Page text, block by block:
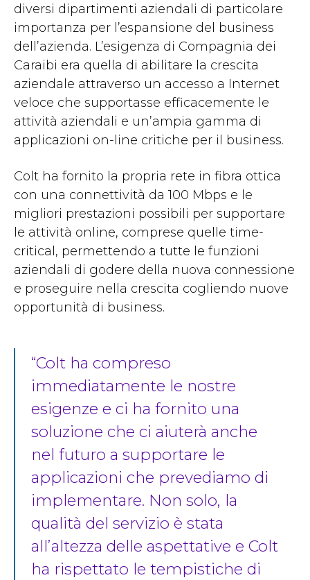
diversi dipartimenti aziendali di particolare
importanza per l’espansione del business
dell’azienda. L’esigenza di Compagnia dei
Caraibi era quella di abilitare la crescita
aziendale attraverso un accesso a Internet
veloce che supportasse efficacemente le
attività aziendali e un’ampia gamma di
applicazioni on-line critiche per il business.
Colt ha fornito la propria rete in fibra ottica
con una connettività da 100 Mbps e le
migliori prestazioni possibili per supportare
le attività online, comprese quelle time-
critical, permettendo a tutte le funzioni
aziendali di godere della nuova connessione
e proseguire nella crescita cogliendo nuove
opportunità di business.
“Colt ha compreso
immediatamente le nostre
esigenze e ci ha fornito una
soluzione che ci aiuterà anche
nel futuro a supportare le
applicazioni che prevediamo di
implementare. Non solo, la
qualità del servizio è stata
all’altezza delle aspettative e Colt
ha rispettato le tempistiche di